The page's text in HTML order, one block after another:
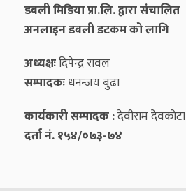
डबली मिडिया प्रा.लि. द्वारा संचालित
अनलाइन डबली डटकम को लागि
अध्यक्षःदिपेन्द्र रावल
सम्पादकःधनन्‍जय बुढा
कार्यकारी सम्पादक :देवीराम देवकोटा
दर्ता नं. १५४/०७३-७४